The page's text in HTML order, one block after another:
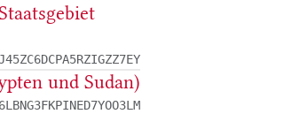
und Sudan)